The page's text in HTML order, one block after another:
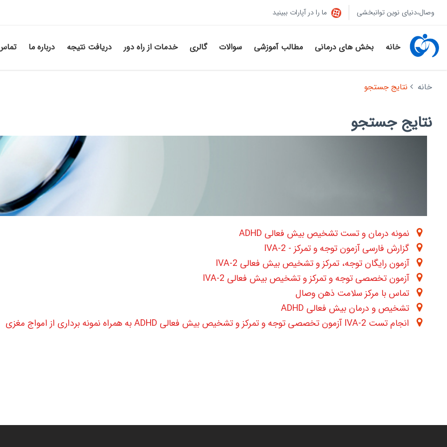
وصال،دنیای نوین توانبخشی ما را در آپارات ببینید
خانه بخش های درمانی مطالب آموزشی سوالات گالری خدمات از راه دور دریافت نتیجه درباره ما
خانه نتایج جستجو
نتایج جستجو
نمونه درمان و تست تشخیص بیش فعالی ADHD
گزارش فارسی آزمون توجه و تمرکز - IVA-2
آزمون رایگان توجه، تمرکز و تشخیص بیش فعالی IVA-2
آزمون تخصصی توجه و تمرکز و تشخیص بیش فعالی IVA-2
تماس با مرکز سلامت ذهن وصال
تشخیص و درمان بیش فعالی ADHD
انجام تست IVA-2 آزمون تخصصی توجه و تمرکز و تشخیص بیش فعالی ADHD به همراه نمونه برداری از امواج مغزی